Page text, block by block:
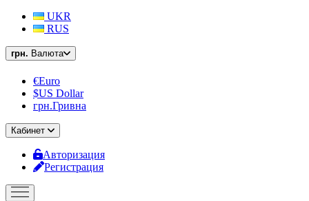
UKR
RUS
грн. Валюта
€Euro
$US Dollar
грн.Гривна
Кабинет
Авторизация
Регистрация